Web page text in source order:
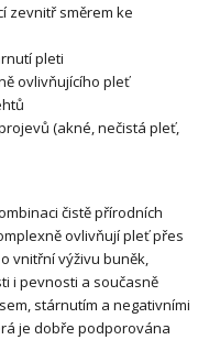
zevnitř směrem ke
pleti
ovlivňujícího pleť
(akné, nečistá pleť,
čistě přírodních
ovlivňují pleť přes
vnitřní výživu buněk,
i pevnosti a současně
stárnutím a negativními
je dobře podporována